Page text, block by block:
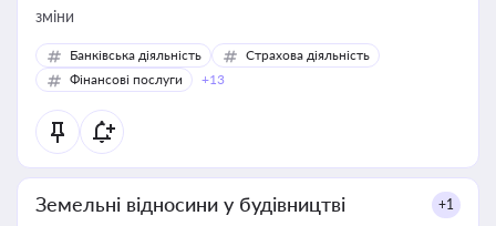
зміни
Банківська діяльність
Страхова діяльність
Фінансові послуги
+13
Земельні відносини у будівництві +1